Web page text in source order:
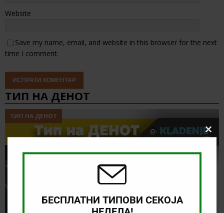
Website
Save my name, email, and website in this browser for the next
time I comment.
ТИП НА ДЕНОТ
ТИП НА ДЕНОТ
Close
БЕСПЛАТНИ ТИПОВИ СЕКОЈА